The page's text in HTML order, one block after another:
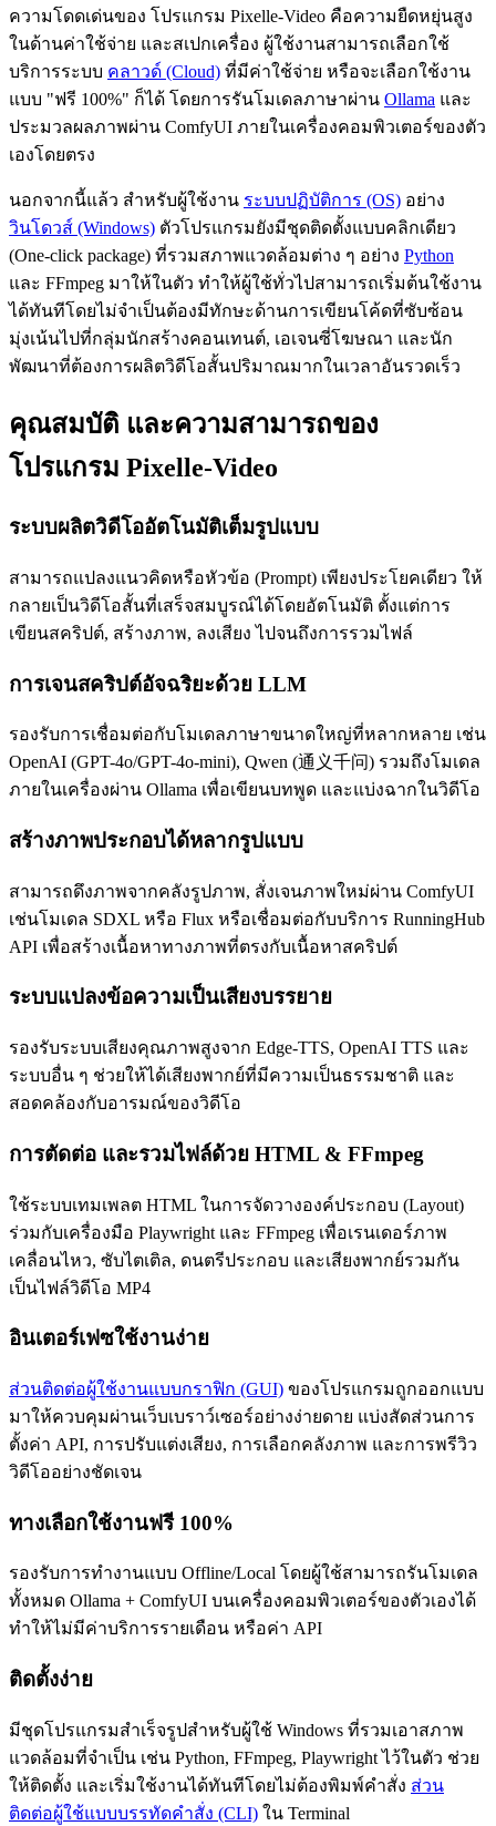
ความโดดเด่นของ โปรแกรม Pixelle-Video คือความยืดหยุ่นสูง
ในด้านค่าใช้จ่าย และสเปกเครื่อง ผู้ใช้งานสามารถเลือกใช้
บริการระบบ คลาวด์ (Cloud) ที่มีค่าใช้จ่าย หรือจะเลือกใช้งาน
แบบ "ฟรี 100%" ก็ได้ โดยการรันโมเดลภาษาผ่าน Ollama และ
ประมวลผลภาพผ่าน ComfyUI ภายในเครื่องคอมพิวเตอร์ของตัว
เองโดยตรง
นอกจากนี้แล้ว สำหรับผู้ใช้งาน ระบบปฏิบัติการ (OS) อย่าง
วินโดวส์ (Windows) ตัวโปรแกรมยังมีชุดติดตั้งแบบคลิกเดียว
(One-click package) ที่รวมสภาพแวดล้อมต่าง ๆ อย่าง Python
และ FFmpeg มาให้ในตัว ทำให้ผู้ใช้ทั่วไปสามารถเริ่มต้นใช้งาน
ได้ทันทีโดยไม่จำเป็นต้องมีทักษะด้านการเขียนโค้ดที่ซับซ้อน
มุ่งเน้นไปที่กลุ่มนักสร้างคอนเทนต์, เอเจนซี่โฆษณา และนัก
พัฒนาที่ต้องการผลิตวิดีโอสั้นปริมาณมากในเวลาอันรวดเร็ว
คุณสมบัติ และความสามารถของ
โปรแกรม Pixelle-Video
ระบบผลิตวิดีโออัตโนมัติเต็มรูปแบบ
สามารถแปลงแนวคิดหรือหัวข้อ (Prompt) เพียงประโยคเดียว ให้
กลายเป็นวิดีโอสั้นที่เสร็จสมบูรณ์ได้โดยอัตโนมัติ ตั้งแต่การ
เขียนสคริปต์, สร้างภาพ, ลงเสียง ไปจนถึงการรวมไฟล์
การเจนสคริปต์อัจฉริยะด้วย LLM
รองรับการเชื่อมต่อกับโมเดลภาษาขนาดใหญ่ที่หลากหลาย เช่น
OpenAI (GPT-4o/GPT-4o-mini), Qwen (通义千问) รวมถึงโมเดล
ภายในเครื่องผ่าน Ollama เพื่อเขียนบทพูด และแบ่งฉากในวิดีโอ
สร้างภาพประกอบได้หลากรูปแบบ
สามารถดึงภาพจากคลังรูปภาพ, สั่งเจนภาพใหม่ผ่าน ComfyUI
เช่นโมเดล SDXL หรือ Flux หรือเชื่อมต่อกับบริการ RunningHub
API เพื่อสร้างเนื้อหาทางภาพที่ตรงกับเนื้อหาสคริปต์
ระบบแปลงข้อความเป็นเสียงบรรยาย
รองรับระบบเสียงคุณภาพสูงจาก Edge-TTS, OpenAI TTS และ
ระบบอื่น ๆ ช่วยให้ได้เสียงพากย์ที่มีความเป็นธรรมชาติ และ
สอดคล้องกับอารมณ์ของวิดีโอ
การตัดต่อ และรวมไฟล์ด้วย HTML & FFmpeg
ใช้ระบบเทมเพลต HTML ในการจัดวางองค์ประกอบ (Layout)
ร่วมกับเครื่องมือ Playwright และ FFmpeg เพื่อเรนเดอร์ภาพ
เคลื่อนไหว, ซับไตเติล, ดนตรีประกอบ และเสียงพากย์รวมกัน
เป็นไฟล์วิดีโอ MP4
อินเตอร์เฟซใช้งานง่าย
ส่วนติดต่อผู้ใช้งานแบบกราฟิก (GUI) ของโปรแกรมถูกออกแบบ
มาให้ควบคุมผ่านเว็บเบราว์เซอร์อย่างง่ายดาย แบ่งสัดส่วนการ
ตั้งค่า API, การปรับแต่งเสียง, การเลือกคลังภาพ และการพรีวิว
วิดีโออย่างชัดเจน
ทางเลือกใช้งานฟรี 100%
รองรับการทำงานแบบ Offline/Local โดยผู้ใช้สามารถรันโมเดล
ทั้งหมด Ollama + ComfyUI บนเครื่องคอมพิวเตอร์ของตัวเองได้
ทำให้ไม่มีค่าบริการรายเดือน หรือค่า API
ติดตั้งง่าย
มีชุดโปรแกรมสำเร็จรูปสำหรับผู้ใช้ Windows ที่รวมเอาสภาพ
แวดล้อมที่จำเป็น เช่น Python, FFmpeg, Playwright ไว้ในตัว ช่วย
ให้ติดตั้ง และเริ่มใช้งานได้ทันทีโดยไม่ต้องพิมพ์คำสั่ง ส่วน
ติดต่อผู้ใช้แบบบรรทัดคำสั่ง (CLI) ใน Terminal